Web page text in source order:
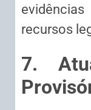
recursos
7.